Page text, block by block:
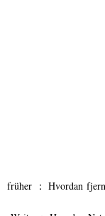
früher ： Hvordan